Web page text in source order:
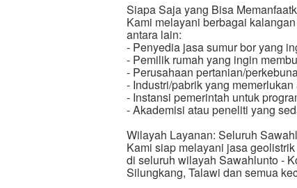
Siapa Saja yang Bisa
Kami melayani berbagai
antara lain:
- Penyedia jasa sumur bor yang
- Pemilik rumah yang ingin
- Perusahaan pertanian/
- Industri/pabrik yang
- Instansi pemerintah untuk
- Akademisi atau peneliti yang
Wilayah Layanan: Seluruh
Kami siap melayani jasa
di seluruh wilayah Sawahlunto -
Silungkang, Talawi dan semua